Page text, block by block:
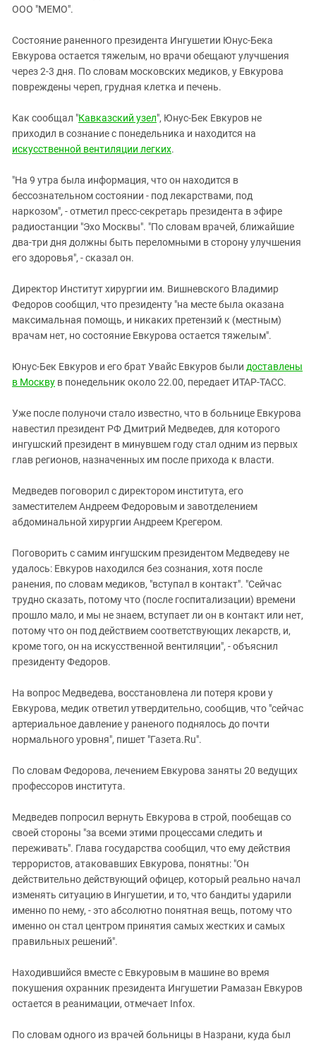
ИНАКОМЫСЛИЕ В ЧЕЧНЕ
ПРЕСЛЕДОВАНИЕ АКТИВИСТОВ
МОБИЛИЗАЦИЯ И ПРОТЕСТЫ
Дагестан
Кабардино-Балкария
Калмыкия
Краснодарский край
Нагорный Карабах
Ростовская область
Северная Осетия - Алания
СКФО
Ставропольский край
Южная Осетия
Южный Кавказ
ЮФО
ООО "МЕМО".
Состояние раненного президента Ингушетии Юнус-Бека
Евкурова остается тяжелым, но врачи обещают улучшения
через 2-3 дня. По словам московских медиков, у Евкурова
повреждены череп, грудная клетка и печень.
Как сообщал "Кавказский узел", Юнус-Бек Евкуров не
приходил в сознание с понедельника и находится на
искусственной вентиляции легких.
"На 9 утра была информация, что он находится в
бессознательном состоянии - под лекарствами, под
наркозом", - отметил пресс-секретарь президента в эфире
радиостанции "Эхо Москвы". "По словам врачей, ближайшие
два-три дня должны быть переломными в сторону улучшения
его здоровья", - сказал он.
Директор Институт хирургии им. Вишневского Владимир
Федоров сообщил, что президенту "на месте была оказана
максимальная помощь, и никаких претензий к (местным)
врачам нет, но состояние Евкурова остается тяжелым".
Юнус-Бек Евкуров и его брат Увайс Евкуров были доставлены
в Москву в понедельник около 22.00, передает ИТАР-ТАСС.
Уже после полуночи стало известно, что в больнице Евкурова
навестил президент РФ Дмитрий Медведев, для которого
ингушский президент в минувшем году стал одним из первых
глав регионов, назначенных им после прихода к власти.
Медведев поговорил с директором института, его
заместителем Андреем Федоровым и завотделением
абдоминальной хирургии Андреем Крегером.
Поговорить с самим ингушским президентом Медведеву не
удалось: Евкуров находился без сознания, хотя после
ранения, по словам медиков, "вступал в контакт". "Сейчас
трудно сказать, потому что (после госпитализации) времени
прошло мало, и мы не знаем, вступает ли он в контакт или нет,
потому что он под действием соответствующих лекарств, и,
кроме того, он на искусственной вентиляции", - объяснил
президенту Федоров.
На вопрос Медведева, восстановлена ли потеря крови у
Евкурова, медик ответил утвердительно, сообщив, что "сейчас
артериальное давление у раненого поднялось до почти
нормального уровня", пишет "Газета.Ru".
По словам Федорова, лечением Евкурова заняты 20 ведущих
профессоров института.
Медведев попросил вернуть Евкурова в строй, пообещав со
своей стороны "за всеми этими процессами следить и
переживать". Глава государства сообщил, что ему действия
террористов, атаковавших Евкурова, понятны: "Он
действительно действующий офицер, который реально начал
изменять ситуацию в Ингушетии, и то, что бандиты ударили
именно по нему, - это абсолютно понятная вещь, потому что
именно он стал центром принятия самых жестких и самых
правильных решений".
Находившийся вместе с Евкуровым в машине во время
покушения охранник президента Ингушетии Рамазан Евкуров
остается в реанимации, отмечает Infox.
По словам одного из врачей больницы в Назрани, куда был